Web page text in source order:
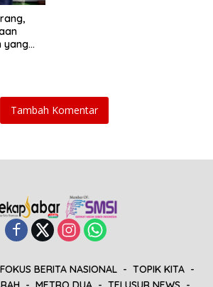
yang
Tambah Komentar
FOKUS BERITA NASIONAL
TOPIK KITA